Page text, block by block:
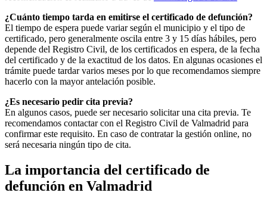
¿Cuánto tiempo tarda en emitirse el certificado de defunción?
El tiempo de espera puede variar según el municipio y el tipo de
certificado, pero generalmente oscila entre 3 y 15 días hábiles, pero
depende del Registro Civil, de los certificados en espera, de la fecha
del certificado y de la exactitud de los datos. En algunas ocasiones el
trámite puede tardar varios meses por lo que recomendamos siempre
hacerlo con la mayor antelación posible.
¿Es necesario pedir cita previa?
En algunos casos, puede ser necesario solicitar una cita previa. Te
recomendamos contactar con el Registro Civil de Valmadrid para
confirmar este requisito. En caso de contratar la gestión online, no
será necesaria ningún tipo de cita.
La importancia del certificado de
defunción en Valmadrid